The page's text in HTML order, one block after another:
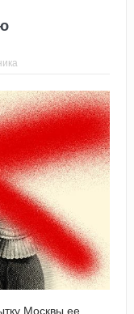
Москвы ее